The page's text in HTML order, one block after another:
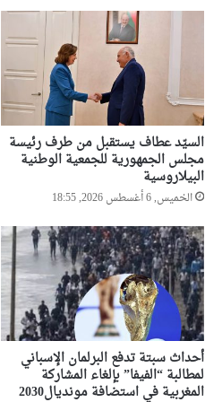
السيّد عطاف يستقبل من طرف رئيسة
مجلس الجمهورية للجمعية الوطنية
البيلاروسية
الخميس, 6 أغسطس 2026, 18:55
أحداث سبتة تدفع البرلمان الإسباني
لمطالبة “الفيفا” بإلغاء المشاركة
المغربية في استضافة مونديال2030